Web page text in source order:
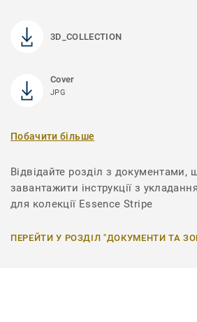
3D_COLLECTION
Cover
JPG
Побачити більше
Відвідайте розділ з документами,
завантажити інструкції з
для колекції Essence Stripe
ПЕРЕЙТИ У РОЗДІЛ "ДОКУМЕНТИ ТА